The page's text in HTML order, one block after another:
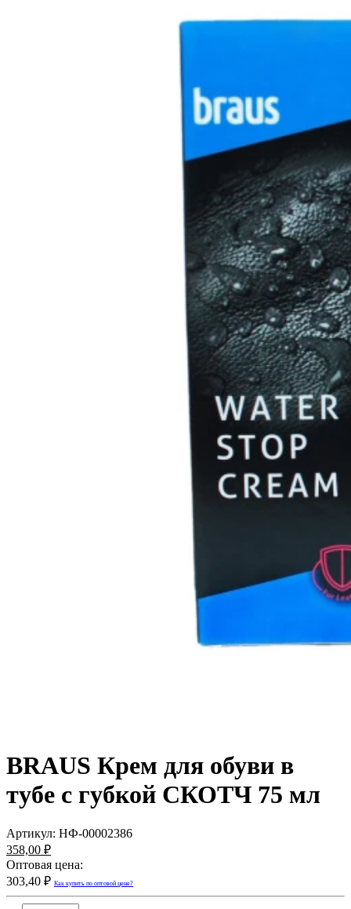
BRAUS Крем для обуви в
тубе с губкой СКОТЧ 75 мл
Артикул: НФ-00002386
358,00 ₽
Оптовая цена:
303,40 ₽ Как купить по оптовой цене?